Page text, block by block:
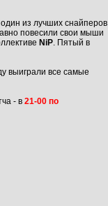
один из лучших снайперов
повесили свои мыши
NiP. Пятый в
выиграли все самые
- в 21-00 по